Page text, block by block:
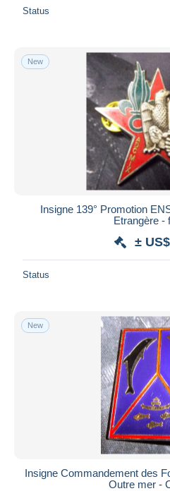
Status
New
Insigne 139° Promotion
Etrangère -
±
Status
New
Insigne Commandement des
Outre mer -